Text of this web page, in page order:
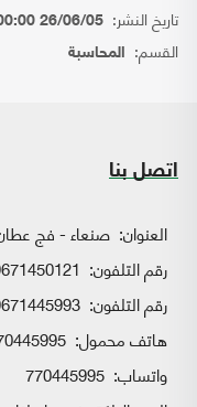
تاريخ النشر: 26/06/05 12:00:00 AM
القسم: المحاسبة
اتصل بنا
العنوان: صنعاء - فج
رقم التلفون:
رقم التلفون:
هاتف محمول:
واتساب: